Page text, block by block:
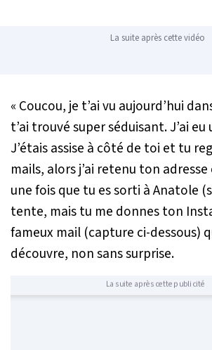
La suite après cette vidéo
« Coucou, je t’ai vu aujourd’hui
t’ai trouvé super séduisant. J’ai
J’étais assise à côté de toi et tu
mails, alors j’ai retenu ton
une fois que tu es sorti à Anatole
tente, mais tu me donnes ton
fameux mail (capture ci-dessous)
découvre, non sans surprise.
La suite après cette publicité